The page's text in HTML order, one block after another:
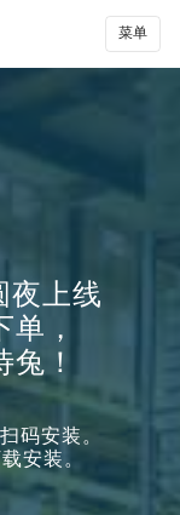
菜单
夜上线
，
！
码安装。
安装。